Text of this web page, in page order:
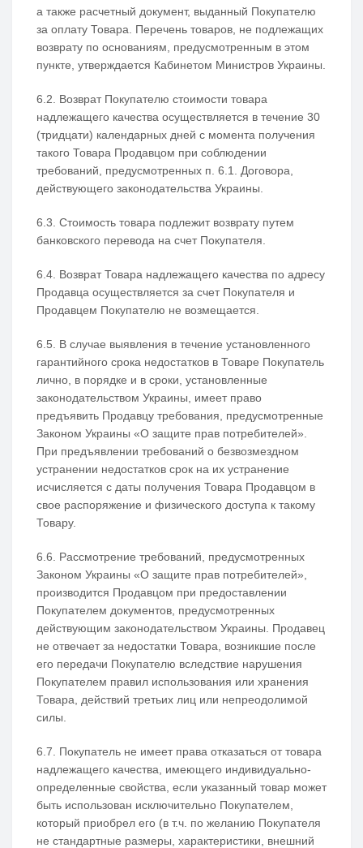
а также расчетный документ, выданный Покупателю
за оплату Товара. Перечень товаров, не подлежащих
возврату по основаниям, предусмотренным в этом
пункте, утверждается Кабинетом Министров Украины.
6.2. Возврат Покупателю стоимости товара
надлежащего качества осуществляется в течение 30
(тридцати) календарных дней с момента получения
такого Товара Продавцом при соблюдении
требований, предусмотренных п. 6.1. Договора,
действующего законодательства Украины.
6.3. Стоимость товара подлежит возврату путем
банковского перевода на счет Покупателя.
6.4. Возврат Товара надлежащего качества по адресу
Продавца осуществляется за счет Покупателя и
Продавцем Покупателю не возмещается.
6.5. В случае выявления в течение установленного
гарантийного срока недостатков в Товаре Покупатель
лично, в порядке и в сроки, установленные
законодательством Украины, имеет право
предъявить Продавцу требования, предусмотренные
Законом Украины «О защите прав потребителей».
При предъявлении требований о безвозмездном
устранении недостатков срок на их устранение
исчисляется с даты получения Товара Продавцом в
свое распоряжение и физического доступа к такому
Товару.
6.6. Рассмотрение требований, предусмотренных
Законом Украины «О защите прав потребителей»,
производится Продавцом при предоставлении
Покупателем документов, предусмотренных
действующим законодательством Украины. Продавец
не отвечает за недостатки Товара, возникшие после
его передачи Покупателю вследствие нарушения
Покупателем правил использования или хранения
Товара, действий третьих лиц или непреодолимой
силы.
6.7. Покупатель не имеет права отказаться от товара
надлежащего качества, имеющего индивидуально-
определенные свойства, если указанный товар может
быть использован исключительно Покупателем,
который приобрел его (в т.ч. по желанию Покупателя
не стандартные размеры, характеристики, внешний